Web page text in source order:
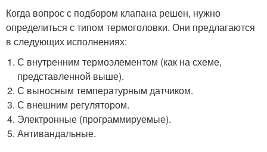
Когда вопрос с подбором клапана решен, нужно
определиться с типом термоголовки. Они предлагаются
в следующих исполнениях:
С внутренним термоэлементом (как на схеме,
представленной выше).
С выносным температурным датчиком.
С внешним регулятором.
Электронные (программируемые).
Антивандальные.